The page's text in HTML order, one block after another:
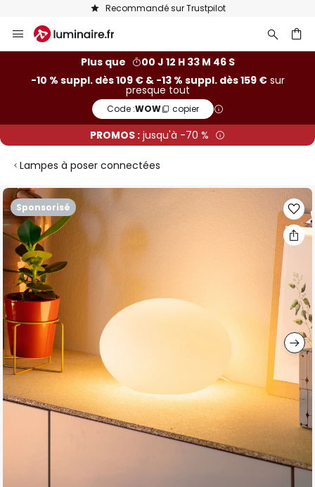
Recommandé sur Trustpilot
Allez
au
Plus que
00 J 12 H 33 M 45 S
-10 % suppl. dès 109 € & -13 % suppl. dès 159 €sur
presque tout
Code :WOW copier
PROMOS : jusqu'à -70 %
Lampes à poser connectées
Sponsorisé
Skip
to
the
end
of
the
images
gallery